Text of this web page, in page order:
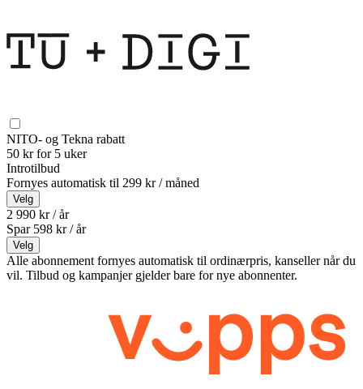
NITO- og Tekna rabatt
50 kr for 5 uker
Introtilbud
Fornyes automatisk til 299 kr / måned
Velg
2 990 kr / år
Spar 598 kr /år
Velg
Alle abonnement fornyes automatisk til ordinærpris, kanseller når du
vil. Tilbud og kampanjer gjelder bare for nye abonnenter.